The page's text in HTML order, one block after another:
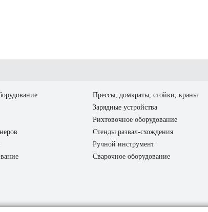
Прессы, домкраты, стойки, краны
Зарядные устройства
Рихтовочное оборудование
Стенды развал-схождения
Ручной инструмент
Сварочное оборудование